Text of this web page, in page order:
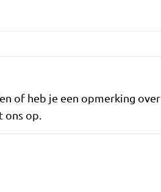
of heb je een opmerking
ons op.